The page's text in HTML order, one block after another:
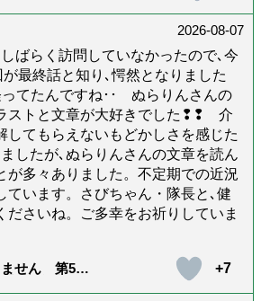
策「騙されや
【社会福祉
2026-08-07
ばらく訪問していなかったので､今
最終話と知り､愕然となりました
てたんですね･･ ぬらりんさんの
ストと文章が大好きでした❢❢ 介
してもらえないもどかしさを感じた
したが､ぬらりんさんの文章を読ん
が多々ありました。不定期での近況
ています。さびちゃん・隊長と､健
ださいね。ご多幸をお祈りしていま
ません 第500
+7